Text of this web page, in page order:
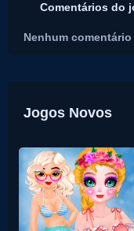
Comentários do
Nenhum comentário
Jogos Novos